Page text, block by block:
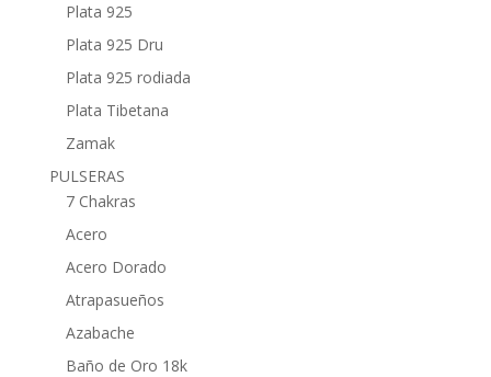
Plata 925
Plata 925 Dru
Plata 925 rodiada
Plata Tibetana
Zamak
PULSERAS
7 Chakras
Acero
Acero Dorado
Atrapasueños
Azabache
Baño de Oro 18k